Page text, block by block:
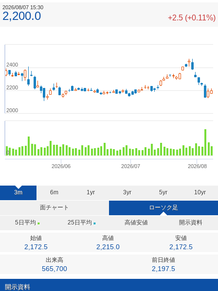
2026/08/07 15:30
2,200.0 +2.5 (+0.11%)
2026/06 2026/07 2026/08
2000
2200
2400
0
3m 6m 1yr 3yr 5yr 10yr
面チャート ローソク足
5日 平均 ■ 25日 平均 ■ 高値安値 開示資料
始値
2,172.5
高値
2,215.0
安値
2,172.5
出来高
565,700
前日終値
2,197.5
開示資料